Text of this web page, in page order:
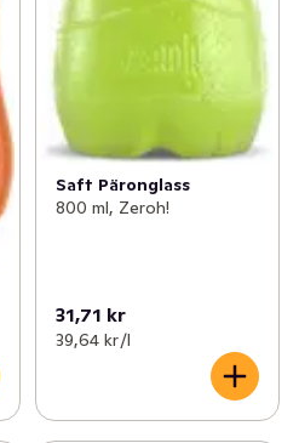
Saft Päronglass
800 ml, Zeroh!
31,71 kr
39,64 kr /l